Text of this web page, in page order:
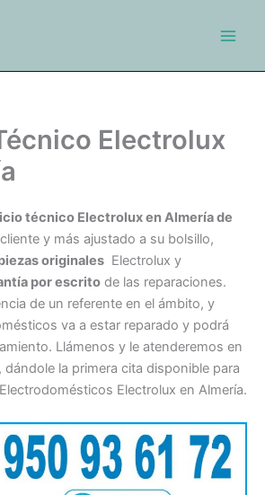
Electrolux
técnico Electrolux en Almería de
y más ajustado a su bolsillo,
originales Electrolux y
por escrito de las reparaciones.
de un referente en el ámbito, y
va a estar reparado y podrá
Llámenos y le atenderemos en
la primera cita disponible para
Electrolux en Almería.